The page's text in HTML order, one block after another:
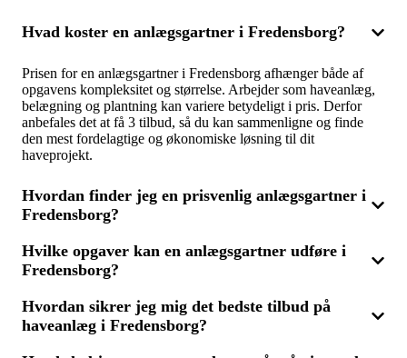
Hvad koster en anlægsgartner i Fredensborg?
Prisen for en anlægsgartner i Fredensborg afhænger både af
opgavens kompleksitet og størrelse. Arbejder som haveanlæg,
belægning og plantning kan variere betydeligt i pris. Derfor
anbefales det at få 3 tilbud, så du kan sammenligne og finde
den mest fordelagtige og økonomiske løsning til dit
haveprojekt.
Hvordan finder jeg en prisvenlig anlægsgartner i
Fredensborg?
Vil du finde en overkommelig anlægsgartner i Fredensborg, er
det klogt at sammenligne flere tilbud fra forskellige fagfolk.
uden at gå på kompromis med kvaliteten. Husk også at tjekke
anmeldelser og anbefalinger for at sikre, at du vælger den rette
til opgaven.
Hvilke opgaver kan en anlægsgartner udføre i
Fredensborg?
En anlægsgartner i Fredensborg kan tage sig af mange
forskellige opgaver inden for haveanlæg, som fx belægning af
Hvordan sikrer jeg mig det bedste tilbud på
haveanlæg i Fredensborg?